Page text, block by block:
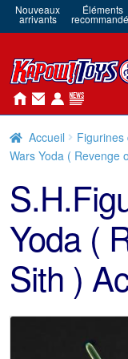
Nouveaux
arrivants
Éléments
Accueil Figurines
Wars Yoda ( Revenge
Yoda (
Sith )